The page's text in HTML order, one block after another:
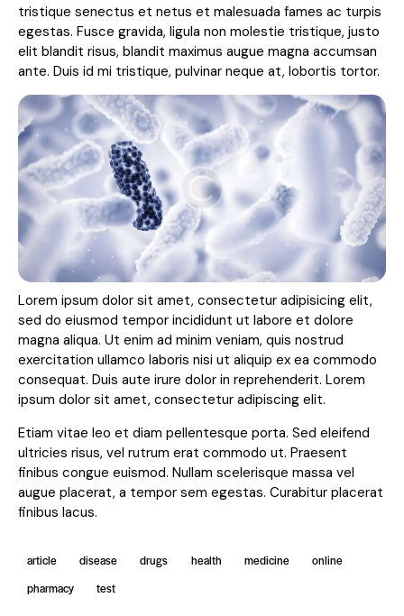
tristique senectus et netus et malesuada fames ac turpis
egestas. Fusce gravida, ligula non molestie tristique, justo
elit blandit risus, blandit maximus augue magna accumsan
ante. Duis id mi tristique, pulvinar neque at, lobortis tortor.
Lorem ipsum dolor sit amet, consectetur adipisicing elit,
sed do eiusmod tempor incididunt ut labore et dolore
magna aliqua. Ut enim ad minim veniam, quis nostrud
exercitation ullamco laboris nisi ut aliquip ex ea commodo
consequat. Duis aute irure dolor in reprehenderit. Lorem
ipsum dolor sit amet, consectetur adipiscing elit.
Etiam vitae leo et diam pellentesque porta. Sed eleifend
ultricies risus, vel rutrum erat commodo ut. Praesent
finibus congue euismod. Nullam scelerisque massa vel
augue placerat, a tempor sem egestas. Curabitur placerat
finibus lacus.
article disease drugs health medicine
online
pharmacy
test